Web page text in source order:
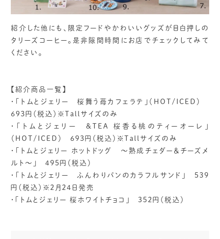
紹介した他にも、限定フードやかわいいグッズが目白押しの
タリーズコーヒー。是非隙間時間にお店でチェックしてみて
ください。
【紹介商品一覧】
・「トムとジェリー 桜舞う苺カフェラテ」（HOT/ICED）
693円（税込）※Tallサイズのみ
・「トムとジェリー &TEA 桜香る桃のティーオーレ」
（HOT/ICED） 693円（税込）※Tallサイズのみ
・「トムとジェリー ホットドッグ ～熟成チェダー＆チーズメ
ルト～」 495円（税込）
・「トムとジェリー ふんわりパンのカラフルサンド」 539
円（税込）※2月24日発売
・「トムとジェリー 桜ホワイトチョコ」 352円（税込）